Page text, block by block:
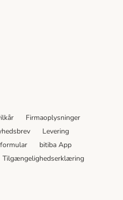
Method
Firmaoplysninger
Levering
bitiba App
Tilgængelighedserklæring